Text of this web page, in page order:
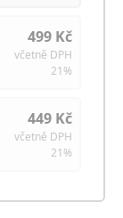
499 Kč
včetně DPH
21%
449 Kč
včetně DPH
21%